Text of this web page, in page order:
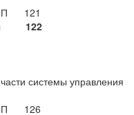
121
122
системы управления
126